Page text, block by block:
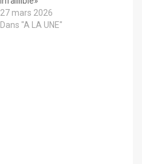
27 mars 2026
Dans "A LA UNE"